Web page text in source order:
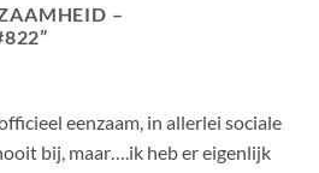
–
”
eenzaam, in allerlei sociale
bij, maar….ik heb er eigenlijk